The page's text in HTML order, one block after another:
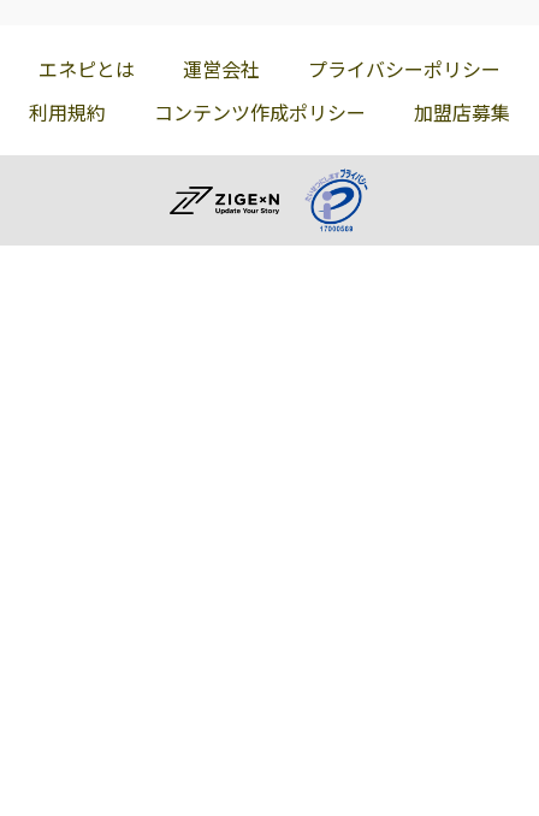
エネピとは 運営会社
プライバシーポリシー
利用規約
コンテンツ作成ポリシー 加盟店募集